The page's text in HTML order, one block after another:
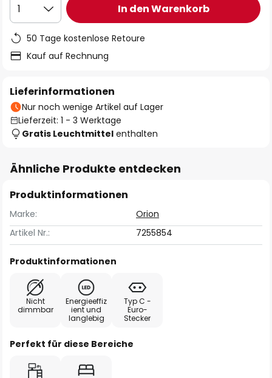
1 In den Warenkorb
50 Tage kostenlose Retoure
Kauf auf Rechnung
Lieferinformationen
Nur noch wenige Artikel auf Lager
Lieferzeit: 1 - 3 Werktage
Gratis Leuchtmittel enthalten
Ähnliche Produkte entdecken
Produktinformationen
Marke:
Orion
Artikel Nr.:
7255854
Produktinformationen
Nicht
dimmbar
Energieeffiz
ient und
langlebig
Typ C -
Euro-
Stecker
Perfekt für diese Bereiche